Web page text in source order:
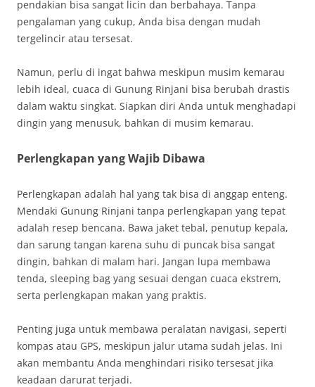
pendakian bisa sangat licin dan berbahaya. Tanpa
pengalaman yang cukup, Anda bisa dengan mudah
tergelincir atau tersesat.
Namun, perlu di ingat bahwa meskipun musim kemarau
lebih ideal, cuaca di Gunung Rinjani bisa berubah drastis
dalam waktu singkat. Siapkan diri Anda untuk menghadapi
dingin yang menusuk, bahkan di musim kemarau.
Perlengkapan yang Wajib Dibawa
Perlengkapan adalah hal yang tak bisa di anggap enteng.
Mendaki Gunung Rinjani tanpa perlengkapan yang tepat
adalah resep bencana. Bawa jaket tebal, penutup kepala,
dan sarung tangan karena suhu di puncak bisa sangat
dingin, bahkan di malam hari. Jangan lupa membawa
tenda, sleeping bag yang sesuai dengan cuaca ekstrem,
serta perlengkapan makan yang praktis.
Penting juga untuk membawa peralatan navigasi, seperti
kompas atau GPS, meskipun jalur utama sudah jelas. Ini
akan membantu Anda menghindari risiko tersesat jika
keadaan darurat terjadi.